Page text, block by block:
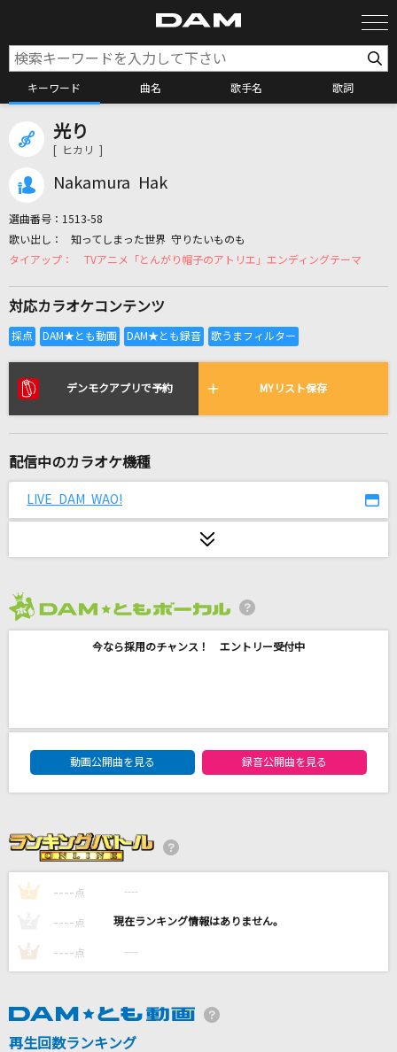
キーワード 曲名 歌手名 歌詞
カラオケリクエスト
リアルタイムで歌われている曲の一覧
[生音]世田谷ラブストーリー
愛の道草
塙宣之&おかゆ
[プロオケ]シングルベッド
[生音]朝が来る前に
秦 基博
[GODASH]明星スバル(CV.柿原徹也)、天城一彩(CV.梶原岳人)、葵ゆうた(C
V.斉藤壮馬)、天城燐音(CV.阿座上洋平)、エス(CV.豊島修平)
柴咲コウ
怪獣の花唄
大好きになればいいんじゃない?
いい日旅立ち
山口百恵
光り
[ ヒカリ ]
Nakamura Hak
選曲番号： 1513-58
知ってしまった世界 守りたいものも
TVアニメ「とんがり帽子のアトリエ」エンディングテーマ
対応カラオケコンテンツ
デンモクアプリで予約 MYリスト保存
配信中のカラオケ機種
LIVE DAM WAO!
今なら採用のチャンス！ エントリー受付中
DAM★ともボーカルエントリーランキング
動画公開曲を見る
録音公開曲を見る
1 ---- 点 ----
---- 点 ----
3 ---- 点 ----
再生回数ランキング